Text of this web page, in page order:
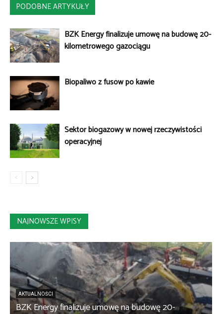
PODOBNE ARTYKUŁY
BZK Energy finalizuje umowę na budowę 20-
kilometrowego gazociągu
Biopaliwo z fusów po kawie
Sektor biogazowy w nowej rzeczywistości
operacyjnej
NAJNOWSZE WPISY
AKTUALNOŚCI
BZK Energy finalizuje umowę na budowę 20-